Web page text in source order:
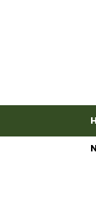
Susu Nasional